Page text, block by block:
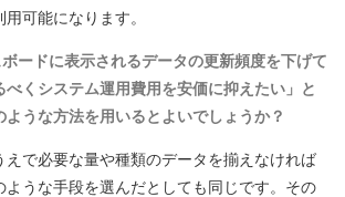
可能になります。
ードに表示されるデータの更新頻度を下げて
べくシステム運用費用を安価に抑えたい」と
ような方法を用いるとよいでしょうか？
で必要な量や種類のデータを揃えなければ
ような手段を選んだとしても同じです。その